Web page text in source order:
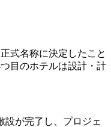
式名称に決定したこと
目のホテルは設計・計
設が完了し、プロジェ